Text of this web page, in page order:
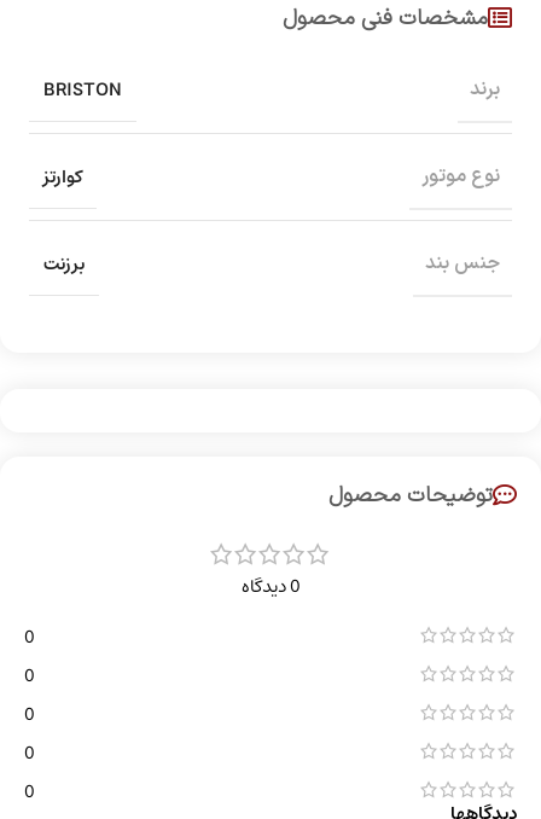
مشخصات فنی محصول
برند BRISTON
نوع موتور کوارتز
جنس بند برزنت
توضیحات محصول
0 دیدگاه
0
0
0
0
0